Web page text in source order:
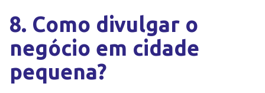
8. Como divulgar o
negócio em cidade
pequena?